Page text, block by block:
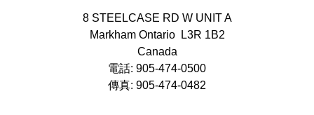
8 STEELCASE RD W UNIT A
Markham Ontario L3R 1B2
Canada
電話: 905-474-0500
傳真: 905-474-0482